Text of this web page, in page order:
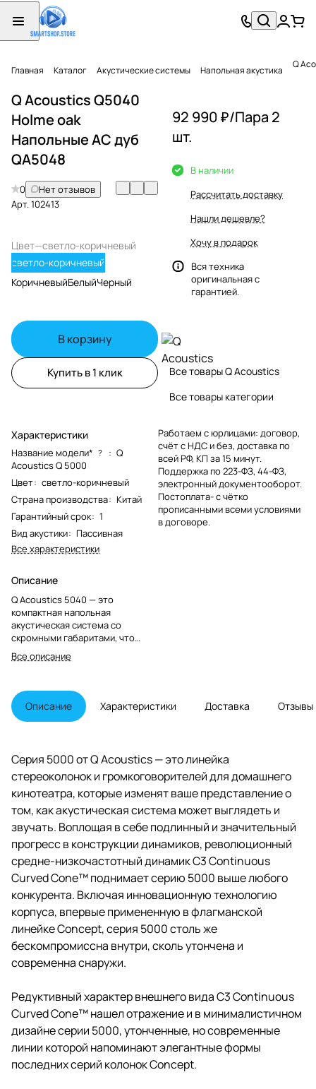
Главная Каталог Акустические системы Напольная акустика Q
Q Acoustics Q5040
Holme oak
Напольные АС дуб
QA5048
0
Нет отзывов
Арт.102413
Цвет—светло-коричневый
светло-коричневый
КоричневыйБелыйЧерный
В корзину
Купить в 1 клик
Характеристики
Название модели* ? : Q
Acoustics Q 5000
Цвет: светло-коричневый
Страна производства: Китай
Гарантийный срок: 1
Вид акустики: Пассивная
Все характеристики
Описание
Q Acoustics 5040 — это
компактная напольная
акустическая система со
скромными габаритами, что
означает, что она идеально
подходит для тех помещений,
но сильно хочется
полномасштабного звукового, а
также визуального
Все описание
92 990 ₽/Пара 2
шт.
В наличии
Рассчитать доставку
Нашли дешевле?
Хочу в подарок
Вся техника
оригинальная с
гарантией.
Все товары Q Acoustics
Все товары категории
Работаем с юрлицами: договор,
счёт с НДС и без, доставка по
всей РФ, КП за 15 минут.
Поддержка по 223-ФЗ, 44-ФЗ,
электронный документооборот.
Постоплата- с чётко
прописанными всеми условиями
в договоре.
Описание Характеристики Доставка Отзывы
Серия 5000 от Q Acoustics — это линейка
стереоколонок и громкоговорителей для домашнего
кинотеатра, которые изменят ваше представление о
том, как акустическая система может выглядеть и
звучать. Воплощая в себе подлинный и значительный
прогресс в конструкции динамиков, революционный
средне-низкочастотный динамик C3 Continuous
Curved Cone™ поднимает серию 5000 выше любого
конкурента. Включая инновационную технологию
корпуса, впервые примененную в флагманской
линейке Concept, серия 5000 столь же
бескомпромиссна внутри, сколь утончена и
современна снаружи.
Редуктивный характер внешнего вида C3 Continuous
Curved Cone™ нашел отражение и в минималистичном
дизайне серии 5000, утонченные, но современные
линии которой напоминают элегантные формы
последних серий колонок Concept.